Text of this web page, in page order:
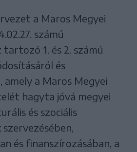
a Maros Megyei
számú
1. és 2. számú
és
amely a Maros Megyei
hagyta jóvá megyei
és szociális
és finanszírozásában, a